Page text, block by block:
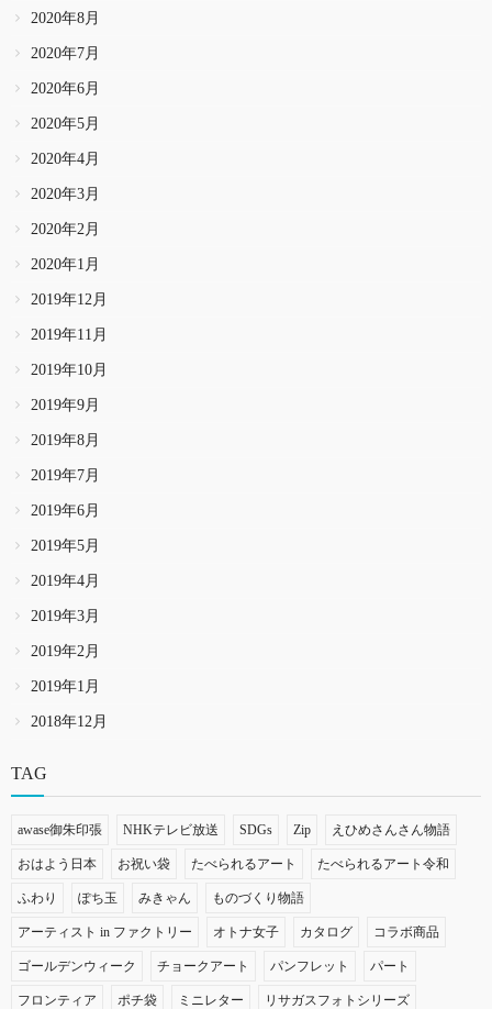
2020年8月
2020年7月
2020年6月
2020年5月
2020年4月
2020年3月
2020年2月
2020年1月
2019年12月
2019年11月
2019年10月
2019年9月
2019年8月
2019年7月
2019年6月
2019年5月
2019年4月
2019年3月
2019年2月
2019年1月
2018年12月
TAG
awase御朱印張 NHKテレビ放送 SDGs Zip えひめさんさん物語
おはよう日本 お祝い袋 たべられるアート たべられるアート令和
ふわり ぽち玉 みきゃん ものづくり物語
アーティスト in ファクトリー オトナ女子 カタログ コラボ商品
ゴールデンウィーク チョークアート パンフレット パート
フロンティア ポチ袋 ミニレター リサガスフォトシリーズ